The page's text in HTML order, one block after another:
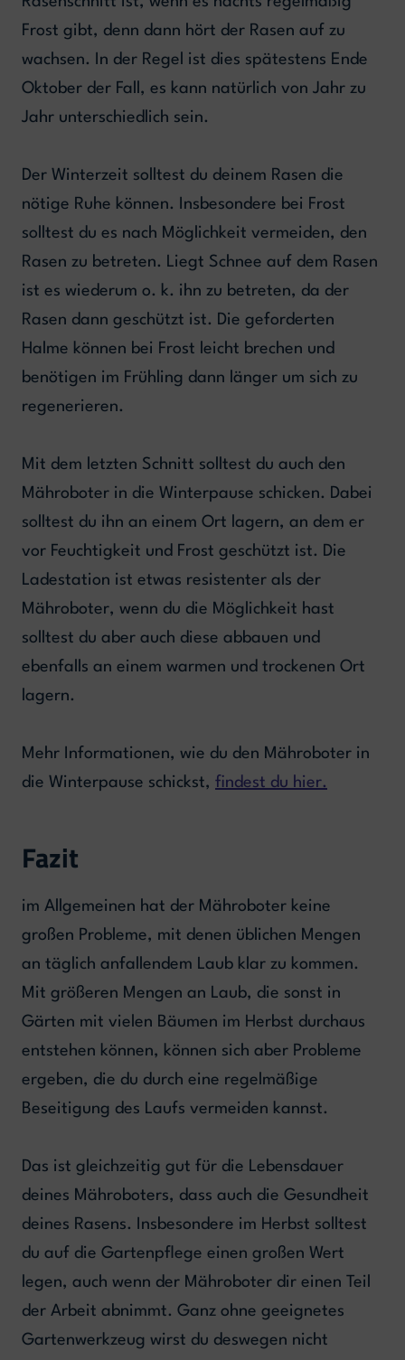
Frost gibt, denn dann hört der Rasen auf zu
wachsen. In der Regel ist dies spätestens Ende
Oktober der Fall, es kann natürlich von Jahr zu
Jahr unterschiedlich sein.
Der Winterzeit solltest du deinem Rasen die
nötige Ruhe können. Insbesondere bei Frost
solltest du es nach Möglichkeit vermeiden, den
Rasen zu betreten. Liegt Schnee auf dem Rasen
ist es wiederum o. k. ihn zu betreten, da der
Rasen dann geschützt ist. Die geforderten
Halme können bei Frost leicht brechen und
benötigen im Frühling dann länger um sich zu
regenerieren.
Mit dem letzten Schnitt solltest du auch den
Mähroboter in die Winterpause schicken. Dabei
solltest du ihn an einem Ort lagern, an dem er
vor Feuchtigkeit und Frost geschützt ist. Die
Ladestation ist etwas resistenter als der
Mähroboter, wenn du die Möglichkeit hast
solltest du aber auch diese abbauen und
ebenfalls an einem warmen und trockenen Ort
lagern.
Mehr Informationen, wie du den Mähroboter in
die Winterpause schickst, findest du hier.
Fazit
im Allgemeinen hat der Mähroboter keine
großen Probleme, mit denen üblichen Mengen
an täglich anfallendem Laub klar zu kommen.
Mit größeren Mengen an Laub, die sonst in
Gärten mit vielen Bäumen im Herbst durchaus
entstehen können, können sich aber Probleme
ergeben, die du durch eine regelmäßige
Beseitigung des Laufs vermeiden kannst.
Das ist gleichzeitig gut für die Lebensdauer
deines Mähroboters, dass auch die Gesundheit
deines Rasens. Insbesondere im Herbst solltest
du auf die Gartenpflege einen großen Wert
legen, auch wenn der Mähroboter dir einen Teil
der Arbeit abnimmt. Ganz ohne geeignetes
Gartenwerkzeug wirst du deswegen nicht